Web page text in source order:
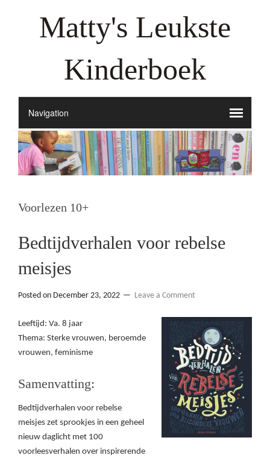
Matty's Leukste
Kinderboek
Voorlezen 10+
Bedtijdverhalen voor rebelse
meisjes
Posted on December 23, 2022 Leave a Comment
Leeftijd: Va. 8 jaar
Thema: Sterke vrouwen, beroemde
vrouwen, feminisme
Samenvatting:
Bedtijdverhalen voor rebelse
meisjes zet sprookjes in een geheel
nieuw daglicht met 100
voorleesverhalen over inspirerende